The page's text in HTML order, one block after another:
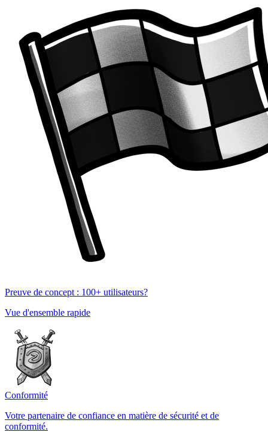
Preuve de concept : 100+ utilisateurs?
Vue d'ensemble rapide
Conformité
Votre partenaire de confiance en matière de sécurité et de
conformité.